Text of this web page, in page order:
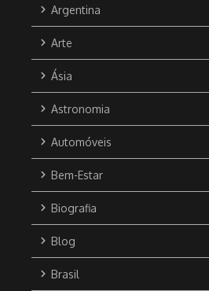
Argentina
Arte
Ásia
Astronomia
Automóveis
Bem-Estar
Biografia
Blog
Brasil